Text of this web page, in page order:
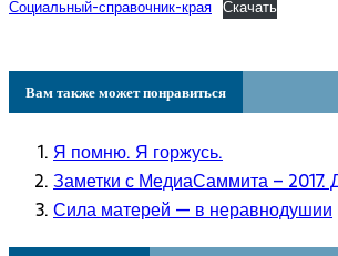
Социальный-справочник-края Скачать
Вам также может понравиться
Я помню. Я горжусь.
Заметки с МедиаСаммита – 2017.
Сила матерей — в неравнодушии